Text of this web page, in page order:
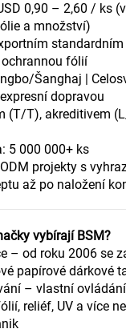
0,90 – 2,60 / ks
a množství)
fólií
Šanghaj |
dopravou
(T/T), akreditivem
5 000 000+ ks
projekty s
až po naložení
vybírají BSM?
– od roku 2006 se
papírové dárkové
– vlastní
reliéf, UV a více